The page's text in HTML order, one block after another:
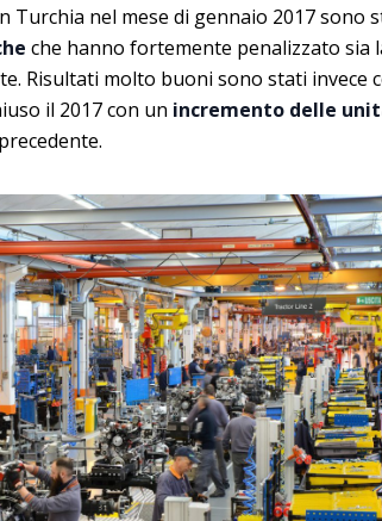
Turchia nel mese di gennaio 2017 sono
che hanno fortemente penalizzato sia
Risultati molto buoni sono stati invece
il 2017 con un incremento delle